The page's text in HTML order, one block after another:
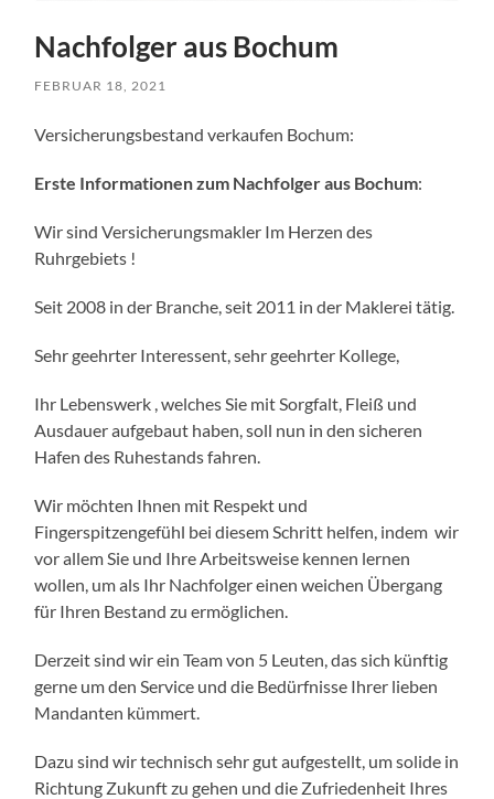
Nachfolger aus Bochum
FEBRUAR 18, 2021
Versicherungsbestand verkaufen Bochum:
Erste Informationen zum Nachfolger aus Bochum:
Wir sind Versicherungsmakler Im Herzen des
Ruhrgebiets !
Seit 2008 in der Branche, seit 2011 in der Maklerei tätig.
Sehr geehrter Interessent, sehr geehrter Kollege,
Ihr Lebenswerk , welches Sie mit Sorgfalt, Fleiß und
Ausdauer aufgebaut haben, soll nun in den sicheren
Hafen des Ruhestands fahren.
Wir möchten Ihnen mit Respekt und
Fingerspitzengefühl bei diesem Schritt helfen, indem wir
vor allem Sie und Ihre Arbeitsweise kennen lernen
wollen, um als Ihr Nachfolger einen weichen Übergang
für Ihren Bestand zu ermöglichen.
Derzeit sind wir ein Team von 5 Leuten, das sich künftig
gerne um den Service und die Bedürfnisse Ihrer lieben
Mandanten kümmert.
Dazu sind wir technisch sehr gut aufgestellt, um solide in
Richtung Zukunft zu gehen und die Zufriedenheit Ihres